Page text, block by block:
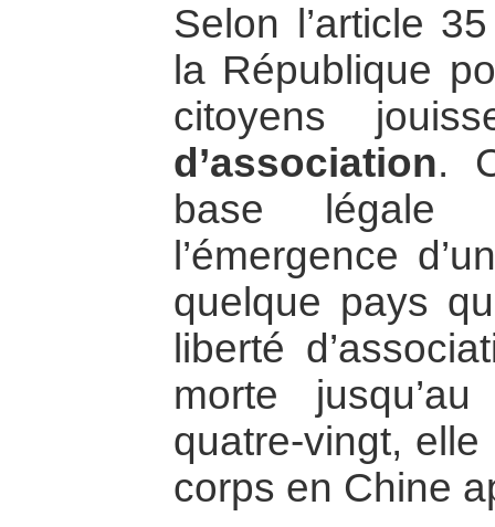
Selon l’article
la République
citoyens
d’association.
base légale
l’émergence
quelque pays
liberté
morte
quatre-vingt,
corps en Chine